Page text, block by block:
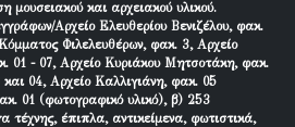
μουσειακού και αρχειακού υλικού.
Αρχείο Ελευθερίου Βενιζέλου, φακ.
Φιλελευθέρων, φακ. 3, Αρχείο
01 - 07, Αρχείο Κυριάκου Μητσοτάκη, φακ.
04, Αρχείο Καλλιγιάνη, φακ. 05
01 (φωτογραφικό υλικό), β) 253
τέχνης, έπιπλα, αντικείμενα, φωτιστικά,